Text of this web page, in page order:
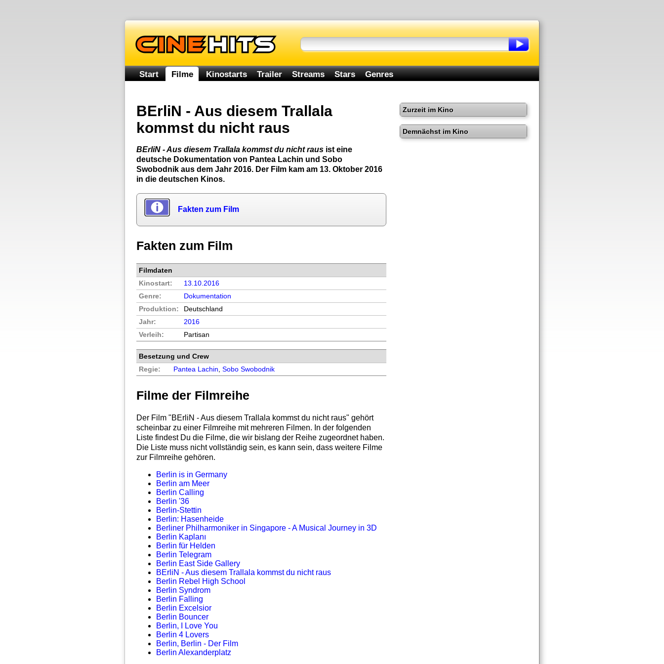
Start Filme Kinostarts Trailer Streams Stars Genres
BErliN - Aus diesem Trallala
kommst du nicht raus
BErliN - Aus diesem Trallala kommst du nicht raus ist eine
deutsche Dokumentation von Pantea Lachin und Sobo
Swobodnik aus dem Jahr 2016. Der Film kam am 13. Oktober 2016
in die deutschen Kinos.
Fakten zum Film
Fakten zum Film
Filmdaten
Kinostart:
13.10.2016
Genre:
Dokumentation
Produktion:
Deutschland
Jahr:
2016
Verleih:
Partisan
Besetzung und Crew
Regie: Pantea Lachin,Sobo Swobodnik
Filme der Filmreihe
Der Film "BErliN - Aus diesem Trallala kommst du nicht raus" gehört
scheinbar zu einer Filmreihe mit mehreren Filmen. In der folgenden
Liste findest Du die Filme, die wir bislang der Reihe zugeordnet haben.
Die Liste muss nicht vollständig sein, es kann sein, dass weitere Filme
zur Filmreihe gehören.
Berlin is in Germany
Berlin am Meer
Berlin Calling
Berlin '36
Berlin-Stettin
Berlin: Hasenheide
Berliner Philharmoniker in Singapore - A Musical Journey in 3D
Berlin Kaplanı
Berlin für Helden
Berlin Telegram
Berlin East Side Gallery
BErliN - Aus diesem Trallala kommst du nicht raus
Berlin Rebel High School
Berlin Syndrom
Berlin Falling
Berlin Excelsior
Berlin Bouncer
Berlin, I Love You
Berlin 4 Lovers
Berlin, Berlin - Der Film
Berlin Alexanderplatz
Zurzeit im Kino
Demnächst im Kino